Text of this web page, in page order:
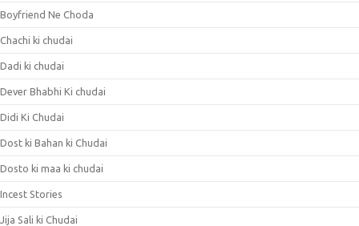
Boyfriend Ne Choda
Chachi ki chudai
Dadi ki chudai
Dever Bhabhi Ki chudai
Didi Ki Chudai
Dost ki Bahan ki Chudai
Dosto ki maa ki chudai
Incest Stories
Jija Sali ki Chudai